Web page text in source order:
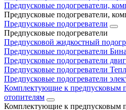
Предпусковые подогреватели,
Предпусковые подогреватели,
Предпусковые подогреватели
Предпусковые подогреватели
Предпусковой жидкостный
Предпусковые подогреватели
Предпусковые подогреватели
Предпусковые подогреватели
Предпусковые подогреватели
Комплектующие к предпусковым
отопителям
Комплектующие к предпусковым